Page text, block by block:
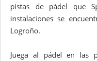
pistas de pádel que
instalaciones se
Logroño.
Juega al pádel en las